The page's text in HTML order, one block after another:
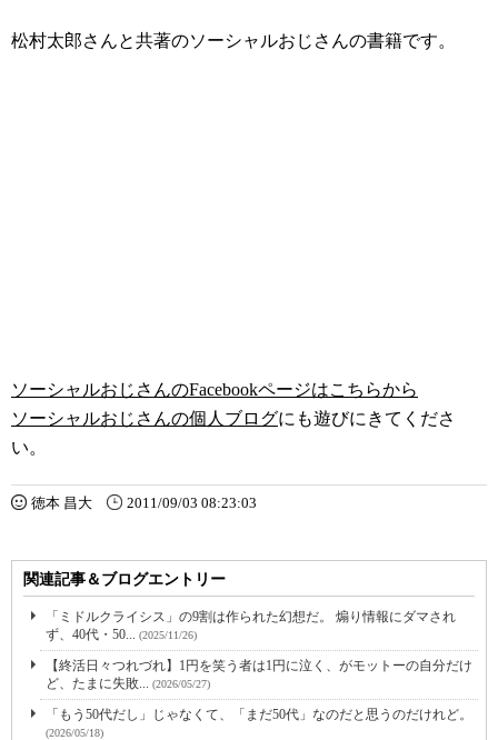
松村太郎さんと共著のソーシャルおじさんの書籍です。
ソーシャルおじさんのFacebookページはこちらから
ソーシャルおじさんの個人ブログにも遊びにきてくださ
い。
徳本 昌大 2011/09/03 08:23:03
関連記事＆ブログエントリー
「ミドルクライシス」の9割は作られた幻想だ。 煽り情報にダマされ
ず、40代・50... (2025/11/26)
【終活日々つれづれ】1円を笑う者は1円に泣く、がモットーの自分だけ
ど、たまに失敗... (2026/05/27)
「もう50代だし」じゃなくて、「まだ50代」なのだと思うのだけれど。
(2026/05/18)